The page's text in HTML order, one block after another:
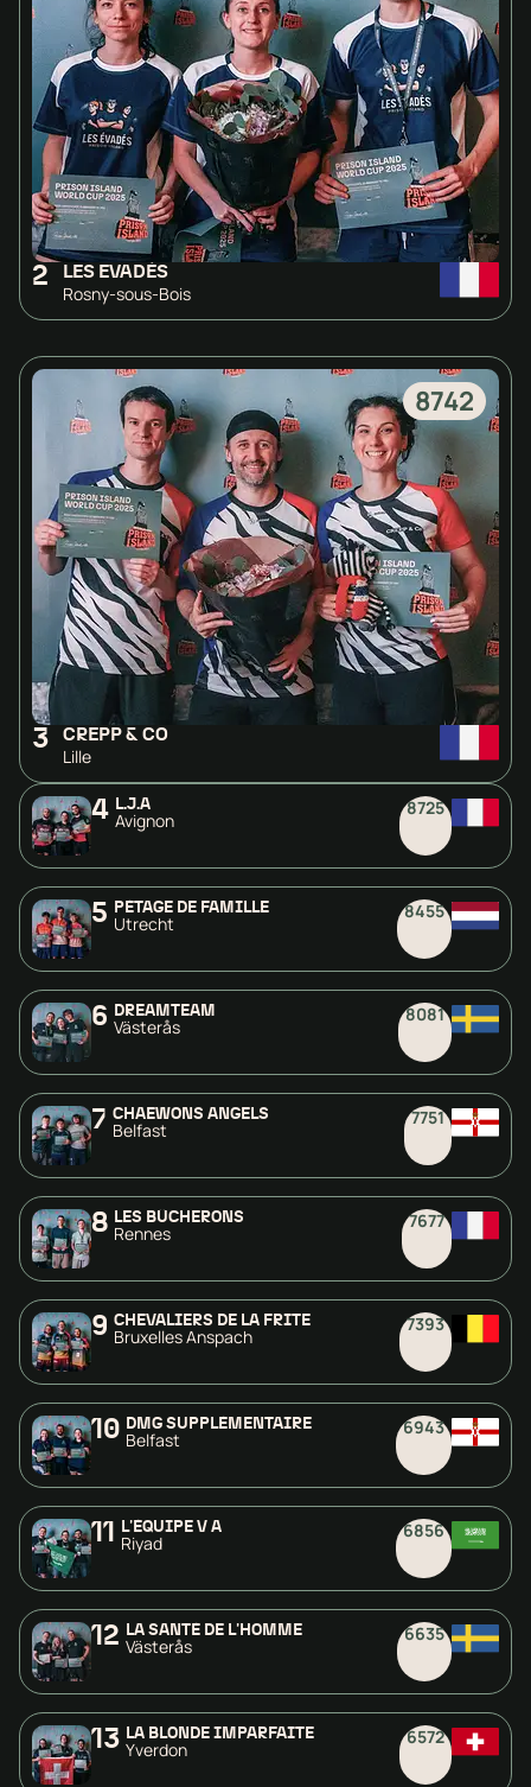
2 LES EVADÉS
Rosny-sous-Bois
8742
3 CREPP & CO
Lille
4 L.J.A
Avignon
8725
5 PÉTAGE DE FAMILLE
Utrecht
8455
6 DREAMTEAM
Västerås
8081
7 CHAEWONS ANGELS
Belfast
7751
8 LES BÛCHERONS
Rennes
7677
9 CHEVALIERS DE LA FRITE
Bruxelles Anspach
7393
10 DMG SUPPLÉMENTAIRE
Belfast
6943
11 L'ÉQUIPE V A
Riyad
6856
12 LA SANTÉ DE L'HOMME
Västerås
6635
13 LA BLONDE IMPARFAITE
Yverdon
6572